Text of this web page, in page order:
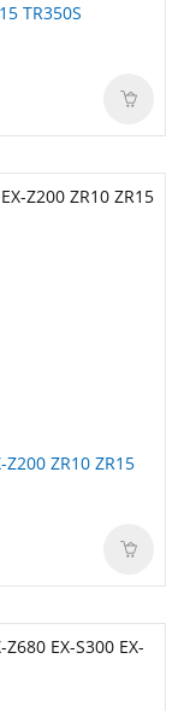
TR350S
Z200 ZR10 ZR15